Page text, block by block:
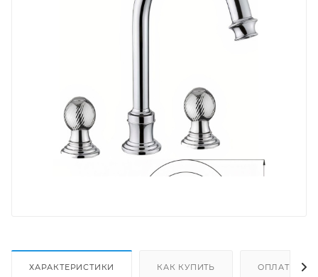
ХАРАКТЕРИСТИКИ КАК КУПИТЬ ОПЛАТА